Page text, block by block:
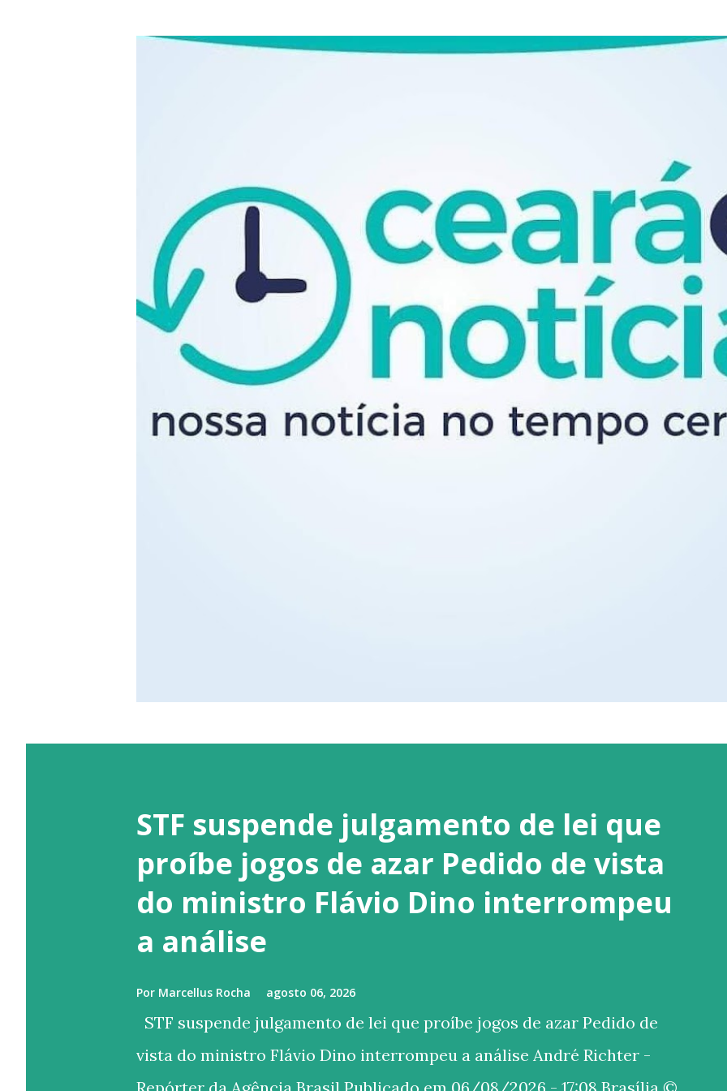
STF suspende julgamento de lei que
proíbe jogos de azar Pedido de vista
do ministro Flávio Dino interrompeu
a análise
Por Marcellus Rocha agosto 06, 2026
STF suspende julgamento de lei que proíbe jogos de azar Pedido de
vista do ministro Flávio Dino interrompeu a análise André Richter -